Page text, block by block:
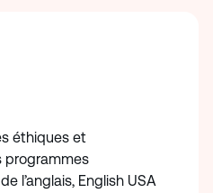
éthiques et
programmes
l’anglais, English USA